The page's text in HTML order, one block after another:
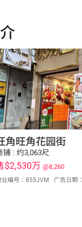
余其禧 Marco Yu
角旺角花园街
铺 约3,063尺
$2,530万 @8,260
编号： 855JVM 广告日期：